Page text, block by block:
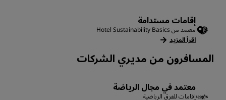
إقامات مستدامة
معتمد من Hotel Sustainability Basics
اقرأ المزيد
المسافرون من مديري الشركات
معتمد في مجال الرياضة
إقامات للفرق الرياضية